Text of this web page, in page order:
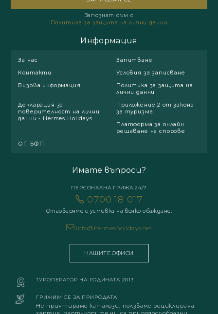
Запознат съм с
Политика за защита на лични данни
Информация
За нас
Запитване
Контакти
Условия за записване
Визова информация
Политика за защита на
лични данни
Декларация за
поверителност на лични
данни - Hermes Holidays
Приложение 2 от закона
за туризма
Платформа за онлайн
решаване на спорове
ОП БФП
Имате въпроси?
ПЕРСОНАЛНА ГРИЖА 24/7
0700 18 017
Отговаряме с усмивка на всяко обаждане.
info@hermesholidays.net
НАШИТЕ ОФИСИ
ТУРОПЕРАТОР НА ГОДИНАТА 2013
ГРИЖИМ СЕ ЗА ПРИРОДАТА
Не принтираме каталози, ползваме рециклирана